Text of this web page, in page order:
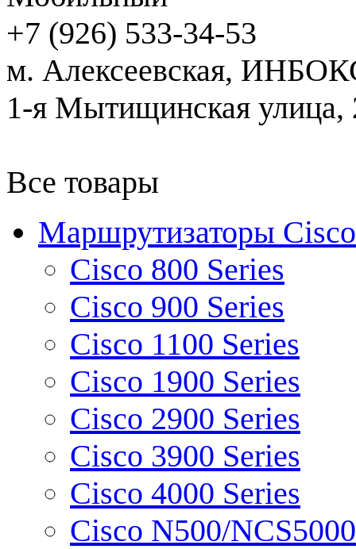
+7 (926) 533-34-53
м. Алексеевская,
1-я Мытищинская улица,
Все товары
Маршрутизаторы Cisco
Cisco 800 Series
Cisco 900 Series
Cisco 1100 Series
Cisco 1900 Series
Cisco 2900 Series
Cisco 3900 Series
Cisco 4000 Series
Cisco N500/